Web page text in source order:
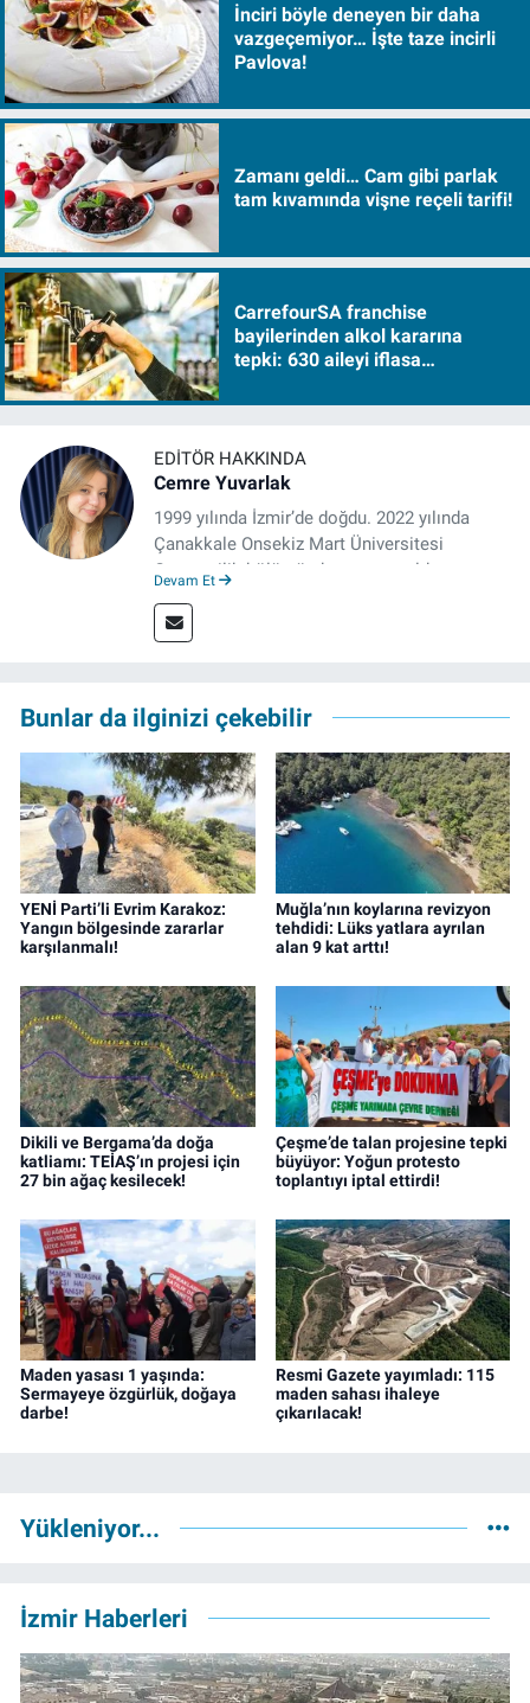
İnciri böyle deneyen bir daha
vazgeçemiyor… İşte taze incirli
Pavlova!
Zamanı geldi… Cam gibi parlak
tam kıvamında vişne reçeli tarifi!
CarrefourSA franchise
bayilerinden alkol kararına
tepki: 630 aileyi iflasa
EDITÖR HAKKINDA
Cemre Yuvarlak
1999 yılında İzmir’de doğdu. 2022 yılında
Çanakkale Onsekiz Mart Üniversitesi
Gazetecilik bölümünden mezun oldu.
Yüksek Lisansına devam eden gazeteci, 2022
yılında İzmir’de mesleğe başladı. Meslek
hayatına ise izgazete.net’te haber editörü
olarak devam ediyor.
Devam Et
Bunlar da ilginizi çekebilir
YENİ Parti’li Evrim Karakoz:
Yangın bölgesinde zararlar
karşılanmalı!
Muğla’nın koylarına revizyon
tehdidi: Lüks yatlara ayrılan
alan 9 kat arttı!
Dikili ve Bergama’da doğa
katliamı: TEİAŞ’ın projesi için
27 bin ağaç kesilecek!
Çeşme’de talan projesine tepki
büyüyor: Yoğun protesto
toplantıyı iptal ettirdi!
Maden yasası 1 yaşında:
Sermayeye özgürlük, doğaya
darbe!
Resmi Gazete yayımladı: 115
maden sahası ihaleye
çıkarılacak!
Yükleniyor...
İzmir Haberleri